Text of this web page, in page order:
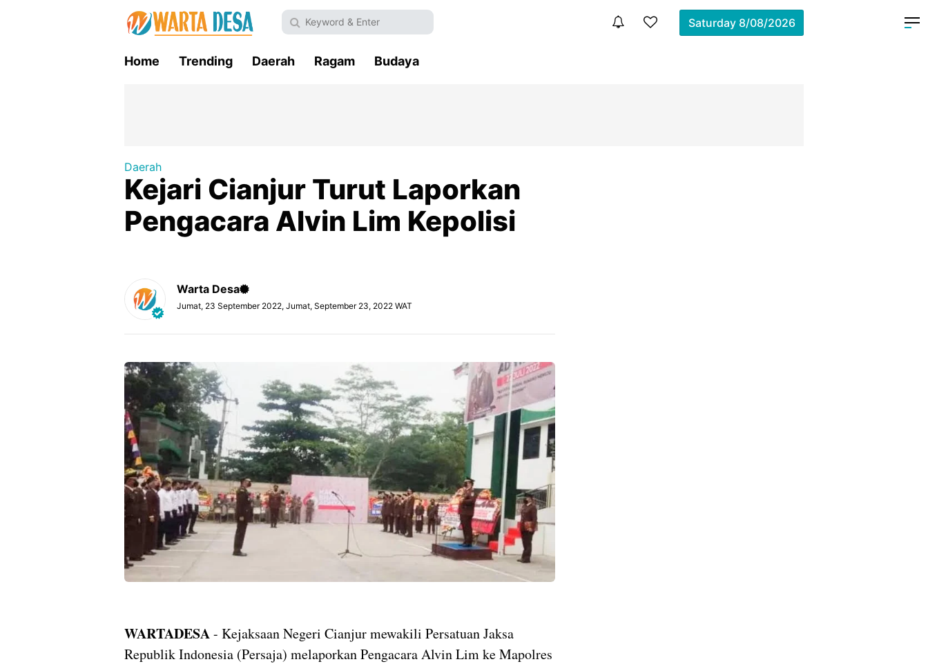
Saturday 8/08/2026
Home Trending Daerah Ragam Budaya
Daerah
Kejari Cianjur Turut Laporkan
Pengacara Alvin Lim Kepolisi
Warta Desa
Jumat, 23 September 2022, Jumat, September 23, 2022 WAT
WARTADESA- Kejaksaan Negeri Cianjur mewakili Persatuan Jaksa
Republik Indonesia (Persaja) melaporkan Pengacara Alvin Lim ke Mapolres